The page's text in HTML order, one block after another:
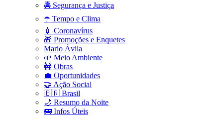
🚔 Segurança e Justiça
☂️ Tempo e Clima
💉 Coronavírus
🎁 Promoções e Enquetes
Mario Ávila
🌱 Meio Ambiente
🚧 Obras
💼 Oportunidades
🤝 Ação Social
🇧🇷 Brasil
🌙 Resumo da Noite
🚌 Infos Úteis